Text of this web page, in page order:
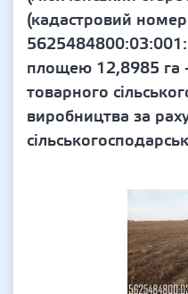
(кадастровий номер
площею 12,8985 га
товарного
виробництва за